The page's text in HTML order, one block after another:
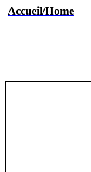
Accueil/Home